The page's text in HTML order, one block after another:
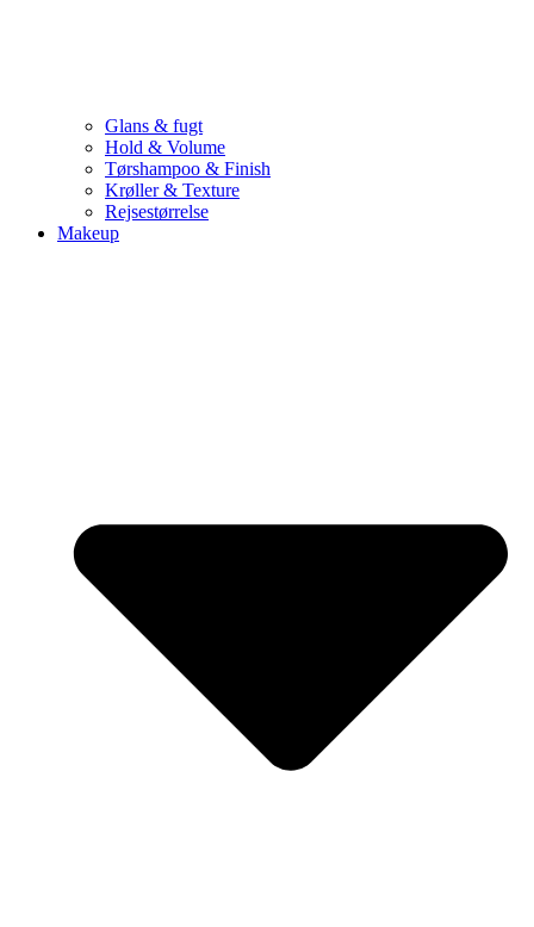
Glans & fugt
Hold & Volume
Tørshampoo & Finish
Krøller & Texture
Rejsestørrelse
Makeup